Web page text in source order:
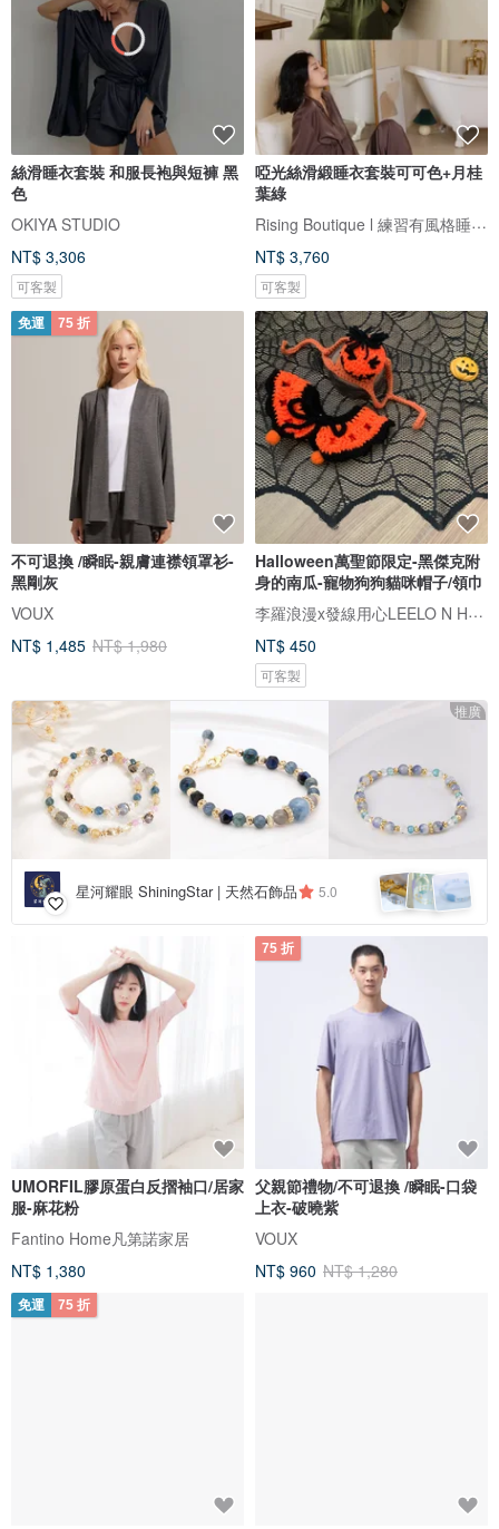
絲滑睡衣套裝 和服長袍與短褲 黑
色
OKIYA STUDIO
NT$ 3,306
可客製
啞光絲滑緞睡衣套裝可可色+月桂
葉綠
Rising Boutique l 練習有風格睡衣設計
NT$ 3,760
可客製
免運 75 折
不可退換 /瞬眠-親膚連襟領罩衫-
黑剛灰
VOUX
NT$ 1,485 NT$ 1,980
Halloween萬聖節限定-黑傑克附
身的南瓜-寵物狗狗貓咪帽子/領巾
李羅浪漫x發線用心LEELO N HEART
NT$ 450
可客製
推廣
星河耀眼 ShiningStar | 天然石飾品 5.0
UMORFIL膠原蛋白反摺袖口/居家
服-麻花粉
Fantino Home凡第諾家居
NT$ 1,380
75 折
父親節禮物/不可退換 /瞬眠-口袋
上衣-破曉紫
VOUX
NT$ 960 NT$ 1,280
免運 75 折